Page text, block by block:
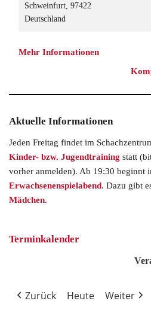
Schweinfurt 97422
Deutschland
Mehr Informationen
Aktuelle Informationen
Jeden Freitag findet im
Kinder- bzw. Jugendtraining statt
vorher anmelden). Ab 19:30 beginnt
Erwachsenenspielabend. Dazu gibt
Mädchen.
Terminkalender
Zurück Heute Weiter